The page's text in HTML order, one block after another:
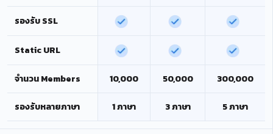
รองรับ SSL
Static URL
จำนวน Members 10,000 50,000 300,000
รองรับหลายภาษา 1 ภาษา 3 ภาษา 5 ภาษา